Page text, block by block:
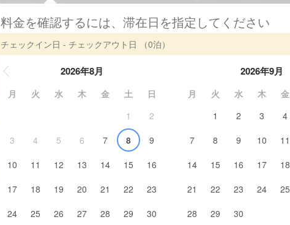
料金を確認するには、滞在日を指定してください
チェックイン日 - チェックアウト日 （0泊）
2026年8月
月 火 水 木 金 土
日
1
2
3
4 5 6 7 8
9
10
11 12 13 14 15
16
17
18 19 20 21 22
23
24
25 26 27 28 29
30
2026年9月
月 火 水 木 金
1
2 3 4
7
8 9 10 11
14
15 16 17 18
21
22 23 24 25
28
29 30